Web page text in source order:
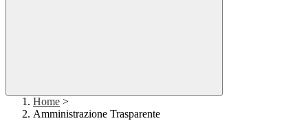
Home >
Amministrazione Trasparente